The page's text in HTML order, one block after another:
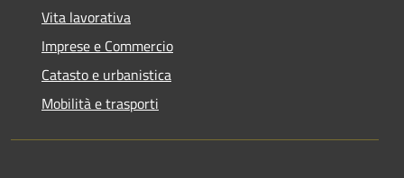
Vita lavorativa
Imprese e Commercio
Catasto e urbanistica
Mobilità e trasporti